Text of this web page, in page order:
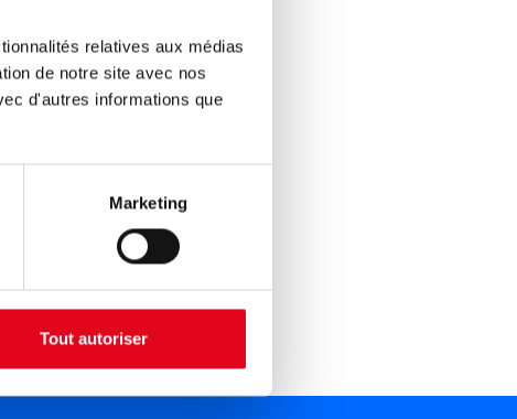
relatives aux médias
de notre site avec nos
d'autres informations que
Marketing
Tout autoriser
plus
notre
distributeurs